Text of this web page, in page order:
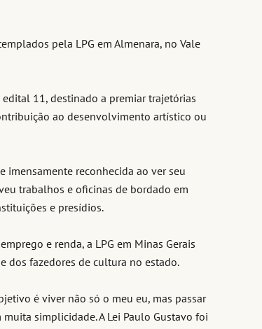
pela LPG em Almenara, no Vale
edital 11, destinado a premiar trajetórias
ao desenvolvimento artístico ou
imensamente reconhecida ao ver seu
trabalhos e oficinas de bordado em
e presídios.
e renda, a LPG em Minas Gerais
dos fazedores de cultura no estado.
é viver não só o meu eu, mas passar
simplicidade. A Lei Paulo Gustavo foi